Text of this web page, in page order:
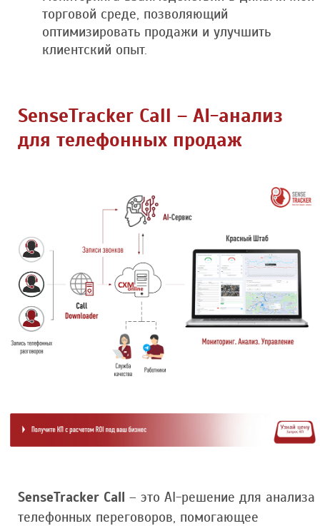
торговой среде, позволяющий
оптимизировать продажи и улучшить
клиентский опыт.
SenseTracker Call – AI-анализ
для телефонных продаж
SenseTracker Call – это AI-решение для анализа
телефонных переговоров, помогающее